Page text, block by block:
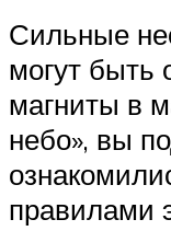
Сильные
могут быть
магниты в
небо», вы
правилами